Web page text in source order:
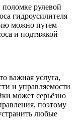
поломке рулевой
гидроусилителя
можно путем
и подтяжкой
важная услуга,
и управляемости
может серьёзно
поэтому
любые